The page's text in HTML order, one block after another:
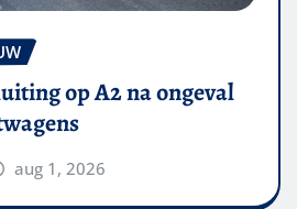
op A2 na ongeval
aug 1, 2026